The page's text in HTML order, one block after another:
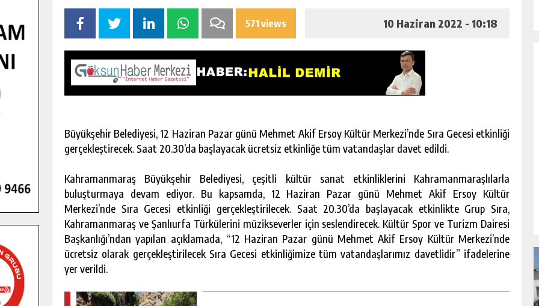
571 views 10 Haziran 2022 - 10:18
Büyükşehir Belediyesi, 12 Haziran Pazar günü Mehmet Akif Ersoy Kültür Merkezi’nde Sıra Gecesi etkinliği
gerçekleştirecek. Saat 20.30’da başlayacak ücretsiz etkinliğe tüm vatandaşlar davet edildi.
Kahramanmaraş Büyükşehir Belediyesi, çeşitli kültür sanat etkinliklerini Kahramanmaraşlılarla
buluşturmaya devam ediyor. Bu kapsamda, 12 Haziran Pazar günü Mehmet Akif Ersoy Kültür
Merkezi’nde Sıra Gecesi etkinliği gerçekleştirilecek. Saat 20.30’da başlayacak etkinlikte Grup Sıra,
Kahramanmaraş ve Şanlıurfa Türkülerini müzikseverler için seslendirecek. Kültür Spor ve Turizm Dairesi
Başkanlığı’ndan yapılan açıklamada, “12 Haziran Pazar günü Mehmet Akif Ersoy Kültür Merkezi’nde
ücretsiz olarak gerçekleştirilecek Sıra Gecesi etkinliğimize tüm vatandaşlarımız davetlidir” ifadelerine
yer verildi.